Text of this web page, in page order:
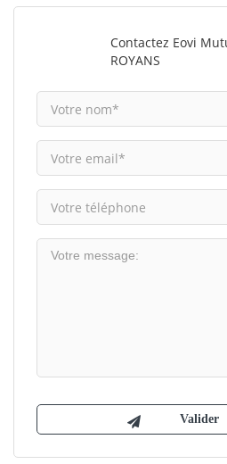
Contactez Eovi
ROYANS